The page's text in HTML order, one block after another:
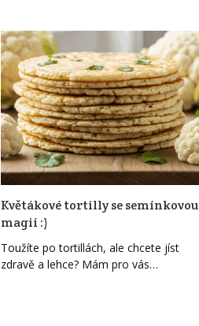
Květákové tortilly se semínkovou
magií :)
Toužíte po tortillách, ale chcete jíst
zdravě a lehce? Mám pro vás…